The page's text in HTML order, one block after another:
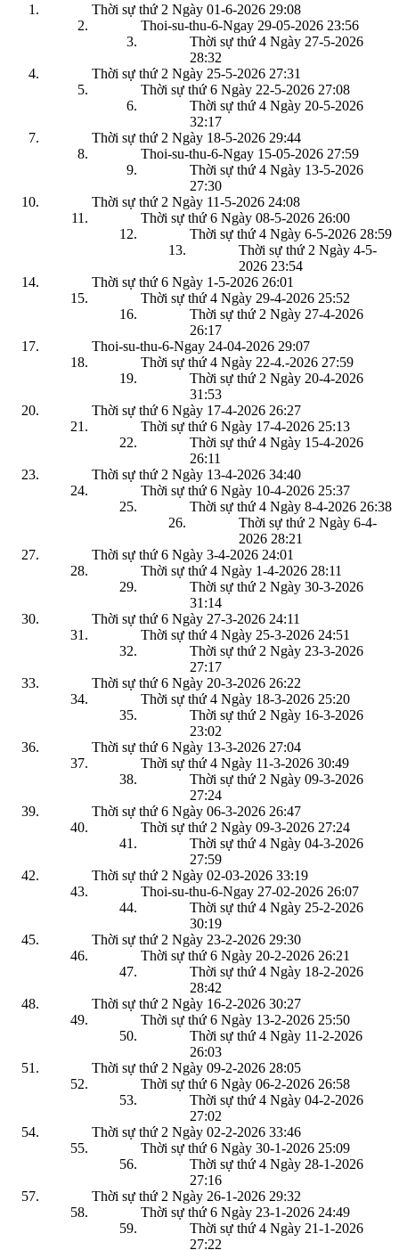
Thời sự thứ 2 Ngày 01-6-2026 29:08
Thoi-su-thu-6-Ngay 29-05-2026 23:56
Thời sự thứ 4 Ngày 27-5-2026
28:32
Thời sự thứ 2 Ngày 25-5-2026 27:31
Thời sự thứ 6 Ngày 22-5-2026 27:08
Thời sự thứ 4 Ngày 20-5-2026
32:17
Thời sự thứ 2 Ngày 18-5-2026 29:44
Thoi-su-thu-6-Ngay 15-05-2026 27:59
Thời sự thứ 4 Ngày 13-5-2026
27:30
Thời sự thứ 2 Ngày 11-5-2026 24:08
Thời sự thứ 6 Ngày 08-5-2026 26:00
Thời sự thứ 4 Ngày 6-5-2026 28:59
Thời sự thứ 2 Ngày 4-5-
2026 23:54
Thời sự thứ 6 Ngày 1-5-2026 26:01
Thời sự thứ 4 Ngày 29-4-2026 25:52
Thời sự thứ 2 Ngày 27-4-2026
26:17
Thoi-su-thu-6-Ngay 24-04-2026 29:07
Thời sự thứ 4 Ngày 22-4.-2026 27:59
Thời sự thứ 2 Ngày 20-4-2026
31:53
Thời sự thứ 6 Ngày 17-4-2026 26:27
Thời sự thứ 6 Ngày 17-4-2026 25:13
Thời sự thứ 4 Ngày 15-4-2026
26:11
Thời sự thứ 2 Ngày 13-4-2026 34:40
Thời sự thứ 6 Ngày 10-4-2026 25:37
Thời sự thứ 4 Ngày 8-4-2026 26:38
Thời sự thứ 2 Ngày 6-4-
2026 28:21
Thời sự thứ 6 Ngày 3-4-2026 24:01
Thời sự thứ 4 Ngày 1-4-2026 28:11
Thời sự thứ 2 Ngày 30-3-2026
31:14
Thời sự thứ 6 Ngày 27-3-2026 24:11
Thời sự thứ 4 Ngày 25-3-2026 24:51
Thời sự thứ 2 Ngày 23-3-2026
27:17
Thời sự thứ 6 Ngày 20-3-2026 26:22
Thời sự thứ 4 Ngày 18-3-2026 25:20
Thời sự thứ 2 Ngày 16-3-2026
23:02
Thời sự thứ 6 Ngày 13-3-2026 27:04
Thời sự thứ 4 Ngày 11-3-2026 30:49
Thời sự thứ 2 Ngày 09-3-2026
27:24
Thời sự thứ 6 Ngày 06-3-2026 26:47
Thời sự thứ 2 Ngày 09-3-2026 27:24
Thời sự thứ 4 Ngày 04-3-2026
27:59
Thời sự thứ 2 Ngày 02-03-2026 33:19
Thoi-su-thu-6-Ngay 27-02-2026 26:07
Thời sự thứ 4 Ngày 25-2-2026
30:19
Thời sự thứ 2 Ngày 23-2-2026 29:30
Thời sự thứ 6 Ngày 20-2-2026 26:21
Thời sự thứ 4 Ngày 18-2-2026
28:42
Thời sự thứ 2 Ngày 16-2-2026 30:27
Thời sự thứ 6 Ngày 13-2-2026 25:50
Thời sự thứ 4 Ngày 11-2-2026
26:03
Thời sự thứ 2 Ngày 09-2-2026 28:05
Thời sự thứ 6 Ngày 06-2-2026 26:58
Thời sự thứ 4 Ngày 04-2-2026
27:02
Thời sự thứ 2 Ngày 02-2-2026 33:46
Thời sự thứ 6 Ngày 30-1-2026 25:09
Thời sự thứ 4 Ngày 28-1-2026
27:16
Thời sự thứ 2 Ngày 26-1-2026 29:32
Thời sự thứ 6 Ngày 23-1-2026 24:49
Thời sự thứ 4 Ngày 21-1-2026
27:22